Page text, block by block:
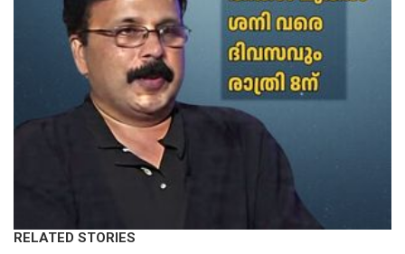
RELATED STORIES
KERALA